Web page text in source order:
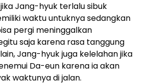
Jang-hyuk terlalu sibuk
waktu untuknya sedangkan
pergi meninggalkan
saja karena rasa tanggung
Jang-hyuk juga kelelahan jika
Da-eun karena ia akan
waktunya di jalan.